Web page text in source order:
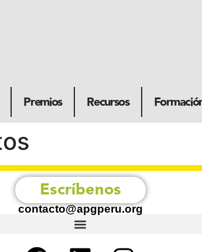
Premios Recursos
Escríbenos
contacto@apgperu.org